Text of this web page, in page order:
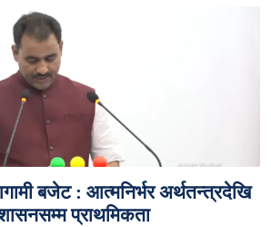
बजेट : आत्मनिर्भर अर्थतन्त्रदेखि
प्राथमिकता